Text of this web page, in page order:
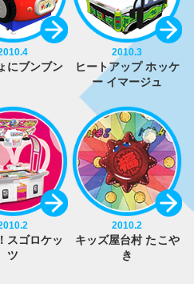
にブンブン
2010.3
ヒートアップ ホッケ
ー イマージュ
スゴロケッ
ツ
2010.2
キッズ屋台村 たこや
き